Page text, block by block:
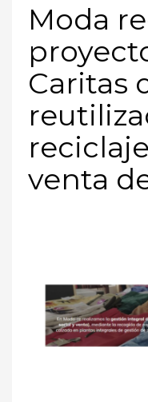
Moda
Caritas
venta